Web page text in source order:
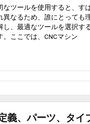
ツールを使用すると、す
なるため、誰にとっても
、最適なツールを選択す
ここでは、CNCマシン
義、パーツ、タイ